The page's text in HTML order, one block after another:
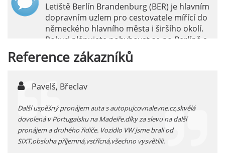
Letiště Berlín Brandenburg (BER) je hlavním
dopravním uzlem pro cestovatele mířící do
německého hlavního města i širšího okolí.
Pokud plánujete pohybovat se po Berlíně a
okolních regionech bez omezení, pronájem
auta přímo na letišti je ideální volbou.
Letiště Marseille, oficiálně známé jako
mezinárodní letiště Marseille-Provence, je
hlavní vstupní branou do regionu Provence
a nachází se přibližně 27 km od centra města
Reference zákazníků
Pavelš, Břeclav
Další uspěšný pronájem auta s autopujcovnalevne.cz,skvělá
dovolená v Portugalsku na Madeiře.díky za slevu na další
pronájem a druhého řidiče. Vozidlo VW jsme brali od
SIXT,obsluha příjemná,vstřícná,všechno vysvětlili.